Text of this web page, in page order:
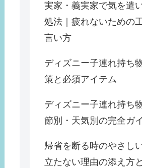
実家・義実家で気を遣
処法｜疲れないための
言い方
ディズニー子連れ持ち
策と必須アイテム
ディズニー子連れ持ち
節別・天気別の完全ガ
帰省を断る時のやさし
立たない理由の添え方